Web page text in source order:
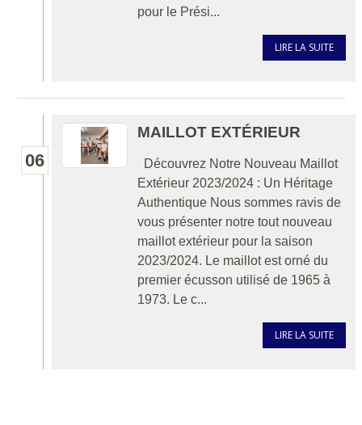
pour le Prési...
LIRE LA SUITE
06
MAILLOT EXTÉRIEUR
Découvrez Notre Nouveau Maillot
Extérieur 2023/2024 : Un Héritage
Authentique Nous sommes ravis de
vous présenter notre tout nouveau
maillot extérieur pour la saison
2023/2024. Le maillot est orné du
premier écusson utilisé de 1965 à
1973. Le c...
LIRE LA SUITE